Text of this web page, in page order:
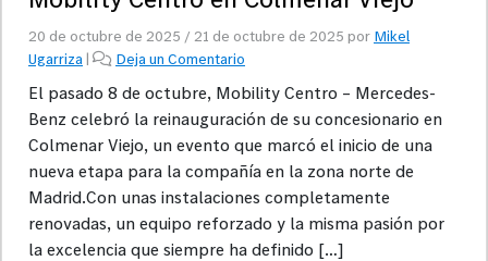
20 de octubre de 2025 / 21 de octubre de 2025 por Mikel
Ugarriza | Deja un Comentario
El pasado 8 de octubre, Mobility Centro – Mercedes-
Benz celebró la reinauguración de su concesionario en
Colmenar Viejo, un evento que marcó el inicio de una
nueva etapa para la compañía en la zona norte de
Madrid.Con unas instalaciones completamente
renovadas, un equipo reforzado y la misma pasión por
la excelencia que siempre ha definido […]